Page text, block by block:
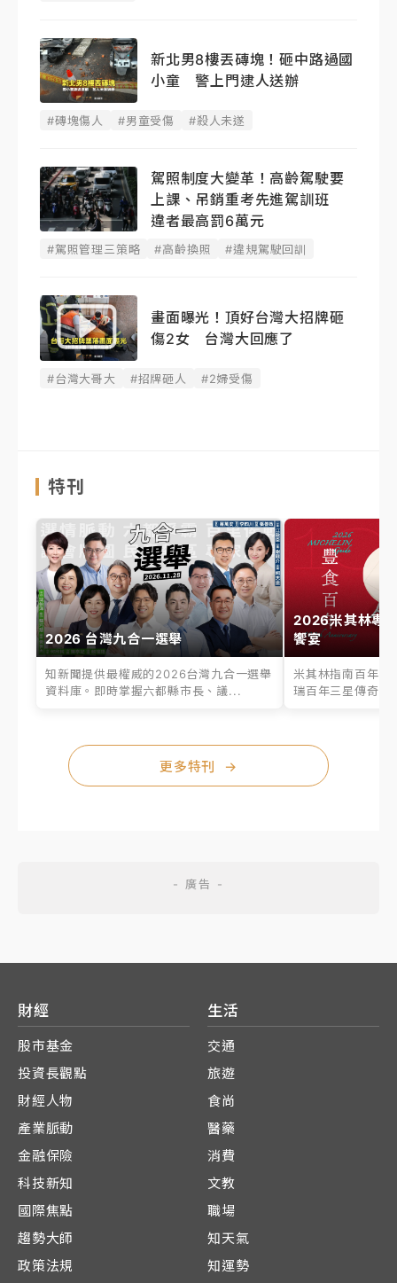
新北男8樓丟磚塊！砸中路過國
小童 警上門逮人送辦
#磚塊傷人 #男童受傷 #殺人未遂
駕照制度大變革！高齡駕駛要
上課、吊銷重考先進駕訓班
違者最高罰6萬元
#駕照管理三策略 #高齡換照 #違規駕駛回訓
畫面曝光！頂好台灣大招牌砸
傷2女 台灣大回應了
#台灣大哥大 #招牌砸人 #2婦受傷
特刊
2026 台灣九合一選舉
知新聞提供最權威的2026台灣九合一選舉
資料庫。即時掌握六都縣市長、議...
2026米其林專
饗宴
米其林指南百年之
瑞百年三星傳奇、
更多特刊 →
財經
股市基金
投資長觀點
財經人物
產業脈動
金融保險
科技新知
國際焦點
趨勢大師
政策法規
生活
交通
旅遊
食尚
醫藥
消費
文教
職場
知天氣
知運勢